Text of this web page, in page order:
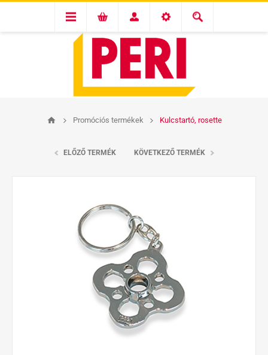
Promóciós termékek Kulcstartó, rosette
ELŐZŐ TERMÉK KÖVETKEZŐ TERMÉK